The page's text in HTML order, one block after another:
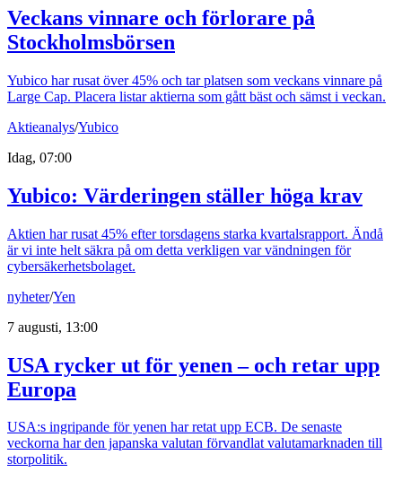
Veckans vinnare och förlorare på
Stockholmsbörsen
Yubico har rusat över 45% och tar platsen som veckans vinnare på
Large Cap. Placera listar aktierna som gått bäst och sämst i veckan.
Aktieanalys/Yubico
Idag, 07:00
Yubico: Värderingen ställer höga krav
Aktien har rusat 45% efter torsdagens starka kvartalsrapport. Ändå
är vi inte helt säkra på om detta verkligen var vändningen för
cybersäkerhetsbolaget.
nyheter/Yen
7 augusti, 13:00
USA rycker ut för yenen – och retar upp
Europa
USA:s ingripande för yenen har retat upp ECB. De senaste
veckorna har den japanska valutan förvandlat valutamarknaden till
storpolitik.